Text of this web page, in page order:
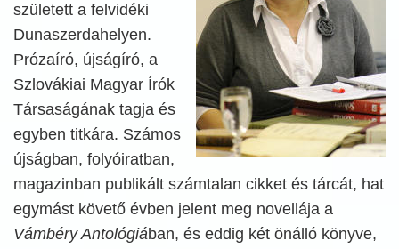
született a felvidéki
Dunaszerdahelyen.
Prózaíró, újságíró, a
Szlovákiai Magyar Írók
Társaságának tagja és
egyben titkára. Számos
újságban, folyóiratban,
magazinban publikált számtalan cikket és tárcát, hat
egymást követő évben jelent meg novellája a
Vámbéry Antológiában, és eddig két önálló könyve,